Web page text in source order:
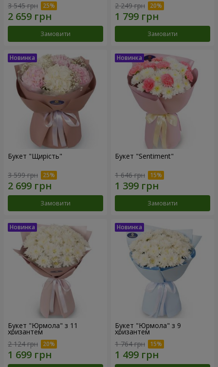
3 545 грн
Замовити
2 249 грн
Замовити
Букет "Щирість"
3 599 грн
Замовити
Букет "Sentiment"
1 646 грн
Замовити
Букет "Юрмола" з 11
хризантем
2 124 грн
Букет "Юрмола" з 9
хризантем
1 764 грн